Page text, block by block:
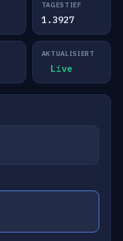
TAGESTIEF
1.3927
AKTUALISIERT
Live